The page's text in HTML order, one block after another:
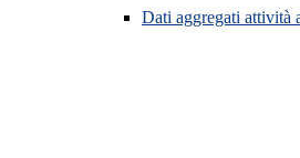
Dati aggregati attività